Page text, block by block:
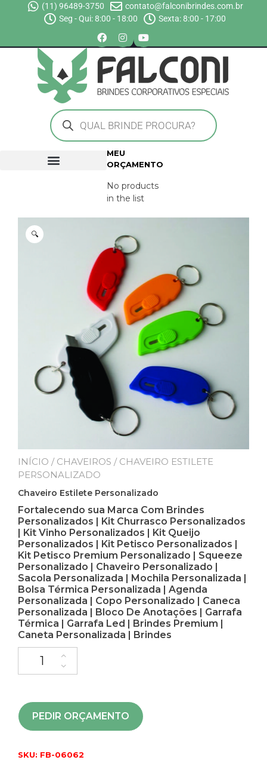
(11) 96489-3750
contato@falconibrindes.com.br
Seg - Qui: 8:00 - 18:00
Sexta: 8:00 - 17:00
MEU
ORÇAMENTO
No products
in the list
🔍
INÍCIO / CHAVEIROS / CHAVEIRO ESTILETE
PERSONALIZADO
Chaveiro Estilete Personalizado
Fortalecendo sua Marca Com Brindes
Personalizados | Kit Churrasco Personalizados
| Kit Vinho Personalizados | Kit Queijo
Personalizados | Kit Petisco Personalizados |
Kit Petisco Premium Personalizado | Squeeze
Personalizado | Chaveiro Personalizado |
Sacola Personalizada | Mochila Personalizada |
Bolsa Térmica Personalizada | Agenda
Personalizada | Copo Personalizado | Caneca
Personalizada | Bloco De Anotações | Garrafa
Térmica | Garrafa Led | Brindes Premium |
Caneta Personalizada | Brindes
PEDIR ORÇAMENTO
SKU: FB-06062